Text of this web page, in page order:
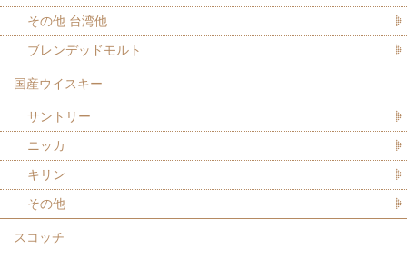
その他 台湾他
ブレンデッドモルト
国産ウイスキー
サントリー
ニッカ
キリン
その他
スコッチ